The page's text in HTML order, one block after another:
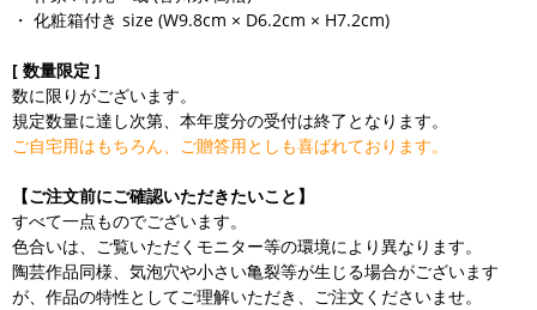
・ 化粧箱付き size (W9.8cm × D6.2cm × H7.2cm)
[ 数量限定 ]
数に限りがございます。
規定数量に達し次第、本年度分の受付は終了となります。
ご自宅用はもちろん、ご贈答用としも喜ばれております。
【ご注文前にご確認いただきたいこと】
すべて一点ものでございます。
色合いは、ご覧いただくモニター等の環境により異なります。
陶芸作品同様、気泡穴や小さい亀裂等が生じる場合がございます
が、作品の特性としてご理解いただき、ご注文くださいませ。